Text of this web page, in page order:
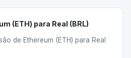
(ETH) para Real (BRL)
de Ethereum (ETH) para Real